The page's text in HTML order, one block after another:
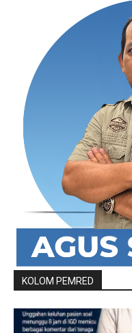
KOLOM PEMRED